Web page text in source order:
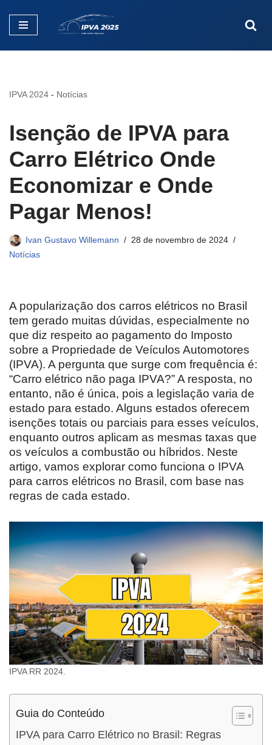
Pular
IPVA 2024 - Notícias
Isenção de IPVA para
Carro Elétrico Onde
Economizar e Onde
Pagar Menos!
Ivan Gustavo Willemann
28 de novembro de 2024
Notícias
A popularização dos carros elétricos no Brasil
tem gerado muitas dúvidas, especialmente no
que diz respeito ao pagamento do Imposto
sobre a Propriedade de Veículos Automotores
(IPVA). A pergunta que surge com frequência é:
“Carro elétrico não paga IPVA?” A resposta, no
entanto, não é única, pois a legislação varia de
estado para estado. Alguns estados oferecem
isenções totais ou parciais para esses veículos,
enquanto outros aplicam as mesmas taxas que
os veículos a combustão ou híbridos. Neste
artigo, vamos explorar como funciona o IPVA
para carros elétricos no Brasil, com base nas
regras de cada estado.
IPVA RR 2024.
Guia do Conteúdo
IPVA para Carro Elétrico no Brasil: Regras